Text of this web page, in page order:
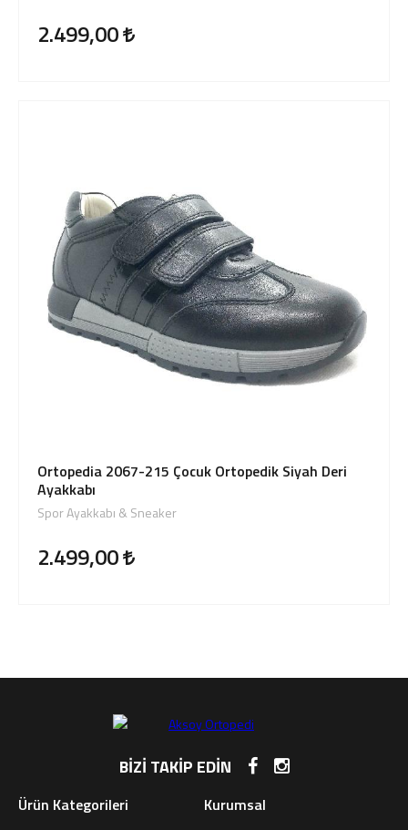
2.499,00
Ortopedia 2067-215 Çocuk Ortopedik Siyah Deri
Ayakkabı
Spor Ayakkabı & Sneaker
2.499,00
BİZİ TAKİP EDİN
Ürün Kategorileri Kurumsal